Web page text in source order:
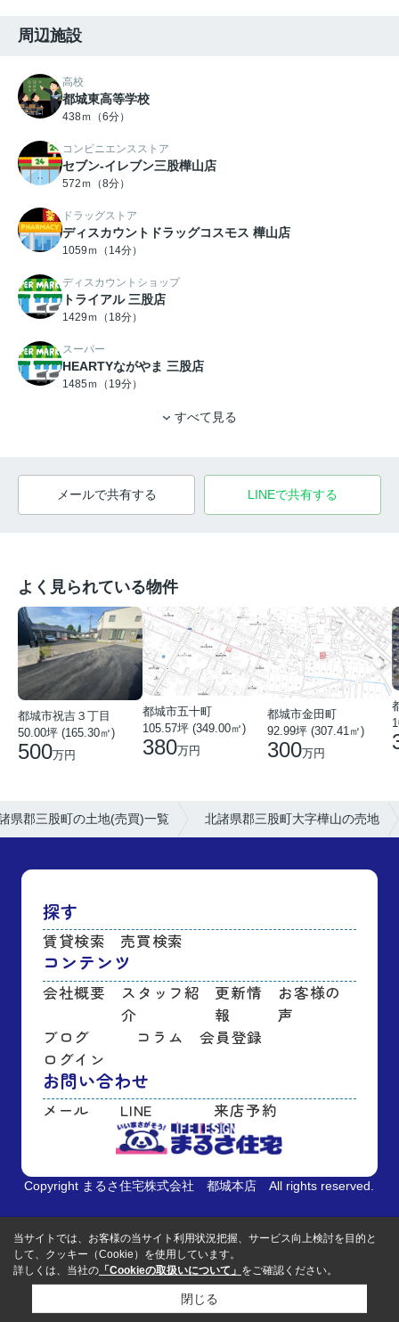
周辺施設
高校
都城東高等学校
438ｍ（6分）
コンビニエンスストア
セブン-イレブン三股樺山店
572ｍ（8分）
ドラッグストア
ディスカウントドラッグコスモス 樺山店
1059ｍ（14分）
ディスカウントショップ
トライアル 三股店
1429ｍ（18分）
スーパー
HEARTYながやま 三股店
1485ｍ（19分）
すべて見る
メールで共有する LINEで共有する
よく見られている物件
都城市祝吉３丁目
50.00坪 (165.30㎡)
500万円
都城市五十町
105.57坪 (349.00㎡)
380万円
都城市金田町
92.99坪 (307.41㎡)
300万円
県郡三股町の土地(売買)一覧 北諸県郡三股町大字樺山の売地
探す
賃貸検索 売買検索
コンテンツ
会社概要
スタッフ紹
介
更新情
報
お客様の
声
ブログ
コラム
会員登録
ログイン
お問い合わせ
メール LINE 来店予約
Copyright まるさ住宅株式会社 都城本店 All rights reserved.
当サイトでは、お客様の当サイト利用状況把握、サービス向上検討を目的と
して、クッキー（Cookie）を使用しています。
詳しくは、当社の 「Cookieの取扱いについて」 をご確認ください。
閉じる